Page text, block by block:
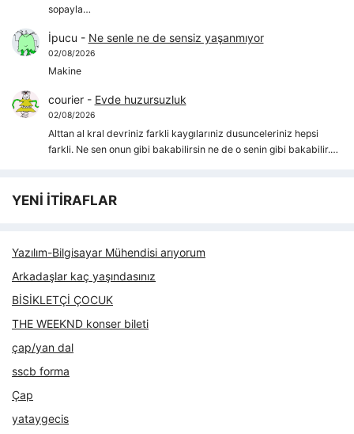
sopayla…
İpucu - Ne senle ne de sensiz yaşanmıyor
02/08/2026
Makine
courier- Evde huzursuzluk
02/08/2026
Alttan al kral devriniz farkli kaygılarıniz dusunceleriniz hepsi
farkli. Ne sen onun gibi bakabilirsin ne de o senin gibi bakabilir.…
YENİ İTİRAFLAR
Yazılım-Bilgisayar Mühendisi arıyorum
Arkadaşlar kaç yaşındasınız
BİSİKLETÇİ ÇOCUK
THE WEEKND konser bileti
çap/yan dal
sscb forma
Çap
yataygecis